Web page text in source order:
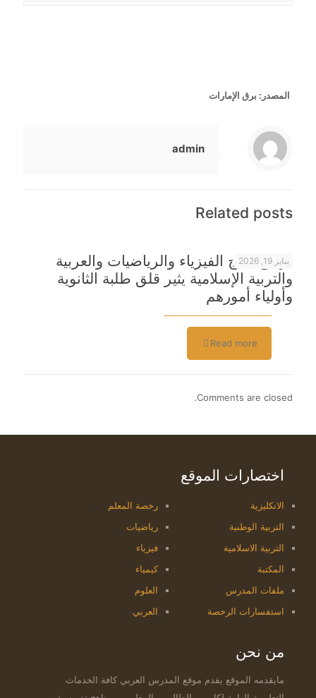
المصدر: برق الإمارات
admin
Related posts
يناير 19, 2026
تراجع نتائج الفيزياء والرياضيات والعربية
والتربية الإسلامية يثير قلق طلبة الثانوية
وأولياء أمورهم
Read more
Comments are closed.
اختصارات الموقع
رخصة المعلم
رياضيات
فيزياء
كيمياء
العلوم
العربي
الانكليزية
التربية الوطنية
التربية الاسلامية
المكتبة
ملفات المدرس
استفسارات الرخصة
من نحن
مايقدمه الموقع يقدم موقع المدرس العربي كافة الخدمات